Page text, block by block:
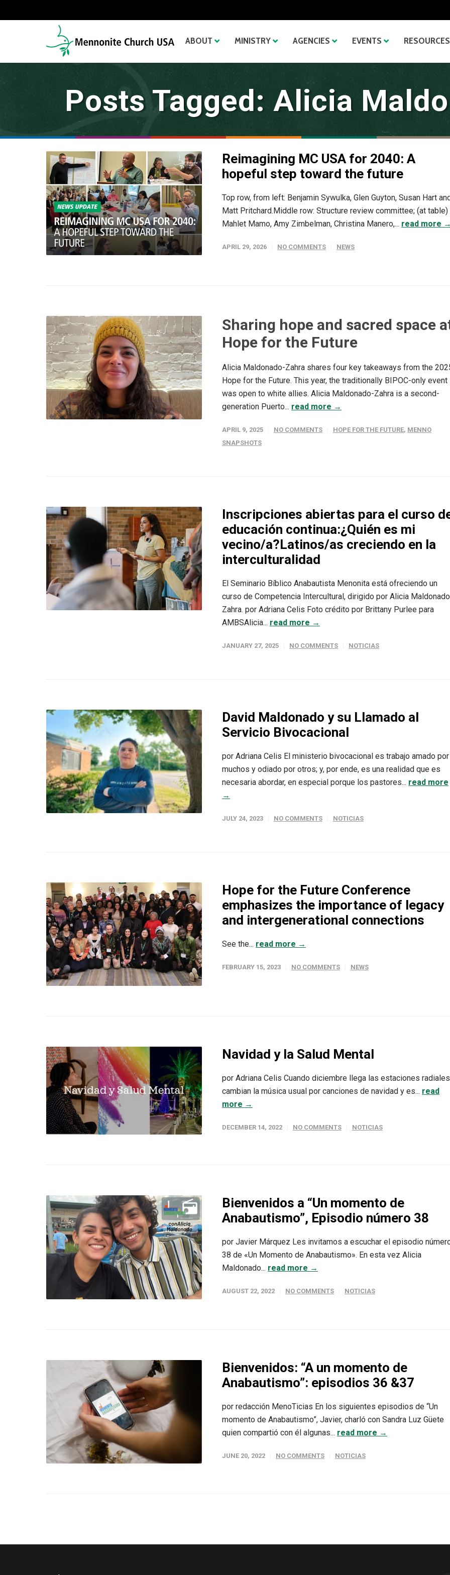
ABOUT MINISTRY AGENCIES EVENTS RESOURCES
Posts Tagged: Alicia
Reimagining MC USA for 2040: A
hopeful step toward the future
Top row, from left: Benjamin Sywulka, Glen Guyton, Susan Hart
Matt Pritchard.Middle row: Structure review committee; (at table)
Mahlet Mamo, Amy Zimbelman, Christina Manero,... read more
APRIL 29, 2026 NO COMMENTS NEWS
Sharing hope and sacred space
Hope for the Future
Alicia Maldonado-Zahra shares four key takeaways from the
Hope for the Future. This year, the traditionally BIPOC-only event
was open to white allies. Alicia Maldonado-Zahra is a second-
generation Puerto... read more →
APRIL 9, 2025 NO COMMENTS HOPE FOR THE FUTURE, MENNO
SNAPSHOTS
Inscripciones abiertas para el curso
educación continua:¿Quién es mi
vecino/a?Latinos/as creciendo en la
interculturalidad
El Seminario Bíblico Anabautista Menonita está ofreciendo un
curso de Competencia Intercultural, dirigido por Alicia
Zahra. por Adriana Celis Foto crédito por Brittany Purlee para
AMBSAlicia... read more →
JANUARY 27, 2025 NO COMMENTS NOTICIAS
David Maldonado y su Llamado al
Servicio Bivocacional
por Adriana Celis El ministerio bivocacional es trabajo amado por
muchos y odiado por otros; y, por ende, es una realidad que es
necesaria abordar, en especial porque los pastores... read more
→
JULY 24, 2023 NO COMMENTS NOTICIAS
Hope for the Future Conference
emphasizes the importance of legacy
and intergenerational connections
See the... read more →
FEBRUARY 15, 2023 NO COMMENTS NEWS
Navidad y la Salud Mental
por Adriana Celis Cuando diciembre llega las estaciones radiales
cambian la música usual por canciones de navidad y es... read
more →
DECEMBER 14, 2022 NO COMMENTS NOTICIAS
Bienvenidos a “Un momento de
Anabautismo”, Episodio número 38
por Javier Márquez Les invitamos a escuchar el episodio
38 de «Un Momento de Anabautismo». En esta vez Alicia
Maldonado... read more →
AUGUST 22, 2022 NO COMMENTS NOTICIAS
Bienvenidos: “A un momento de
Anabautismo”: episodios 36 &37
por redacción MenoTicias En los siguientes episodios de “Un
momento de Anabautismo”, Javier, charló con Sandra Luz Güete
quien compartió con él algunas... read more →
JUNE 20, 2022 NO COMMENTS NOTICIAS